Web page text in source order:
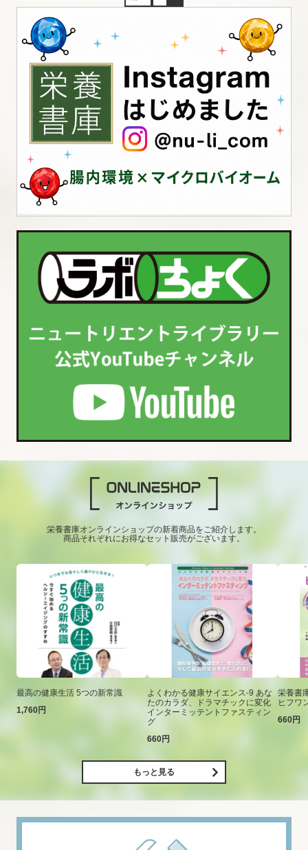
栄養書庫オンラインショップの新着商品をご紹介します。
商品それぞれにお得なセット販売がございます。
最高の健康生活 5つの新常識
1,760円
よくわかる健康サイエンス-9 あな
たのカラダ、ドラマチックに変化
インターミッテントファスティン
グ
660円
栄養書
ヒフワ
660円
もっと見る